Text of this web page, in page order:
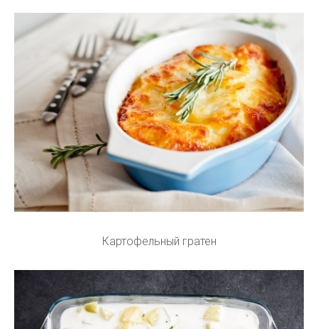
Картофельный гратен